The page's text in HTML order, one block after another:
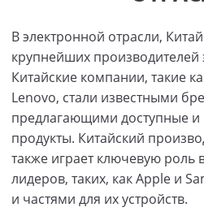
В электронной отрасли,
крупнейших производителей
Китайские компании, такие
Lenovo, стали известными
предлагающими доступные и
продукты. Китайский
также играет ключевую
лидеров, таких, как Apple и
и частями для их устройств.